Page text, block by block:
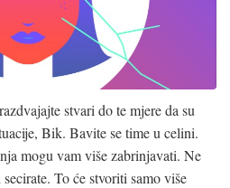
stvari do te mjere da su
Bik. Bavite se time u celini.
mogu vam više zabrinjavati. Ne
To će stvoriti samo više